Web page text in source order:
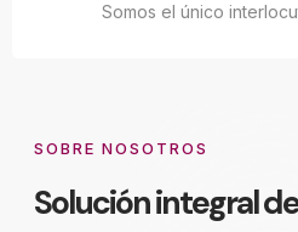
Somos el único
SOBRE NOSOTROS
Solución integral